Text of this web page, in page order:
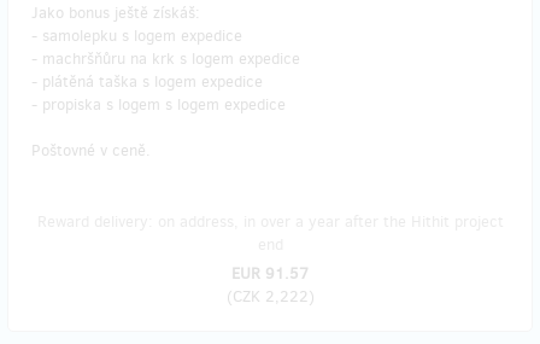
Jako bonus ještě získáš:
- samolepku s logem expedice
- machršňůru na krk s logem expedice
- plátěná taška s logem expedice
- propiska s logem s logem expedice
Poštovné v ceně.
EUR 91.57
(CZK 2,222)